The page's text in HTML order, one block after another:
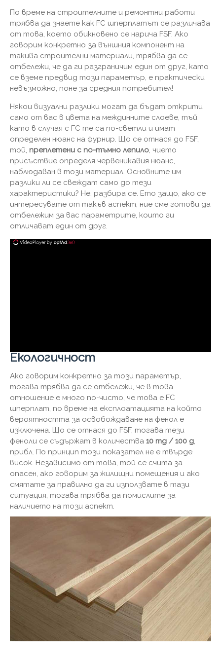
По време на строителните и ремонтни работи
трябва да знаете как FC шперплатът се различава
от това, което обикновено се нарича FSF. Ако
говорим конкретно за външния компонент на
такива строителни материали, трябва да се
отбележи, че да ги разграничим един от друг, като
се вземе предвид този параметър, е практически
невъзможно, поне за средния потребител!
Някои визуални разлики могат да бъдат открити
само от вас в цвета на междинните слоеве, тъй
като в случая с FC те са по-светли и имат
определен нюанс на фурнир. Що се отнася до FSF,
той, преплетени с по-тъмно лепило, чието
присъствие определя червеникавия нюанс,
наблюдаван в този материал. Основните им
разлики ли се свеждат само до тези
характеристики? Не, разбира се. Ето защо, ако се
интересувате от такъв аспект, ние сме готови да
отбележим за вас параметрите, които ги
отличават един от друг.
Екологичност
Ако говорим конкретно за този параметър,
тогава трябва да се отбележи, че в това
отношение е много по-чисто, че това е FC
шперплат, по време на експлоатацията на който
вероятността за освобождаване на фенол е
изключена. Що се отнася до FSF, тогава тези
феноли се съдържат в количества 10 mg / 100 g
прибл. По принцип този показател не е твърде
висок. Независимо от това, той се счита за
опасен, ако говорим за жилищни помещения и ако
смятате за правилно да ги използвате в тази
ситуация, тогава трябва да помислите за
наличието на този аспект.